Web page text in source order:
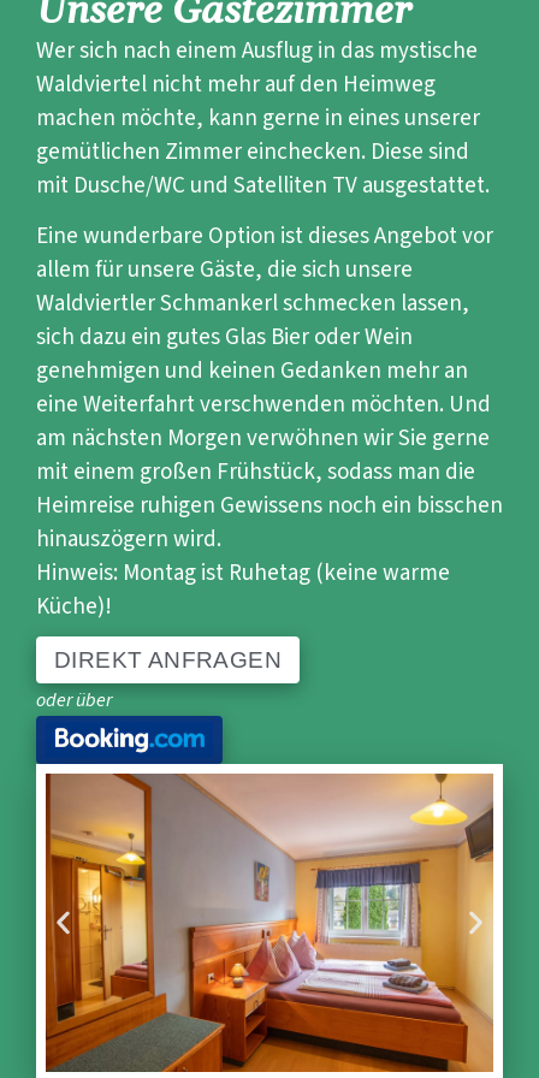
Unsere Gästezimmer
Wer sich nach einem Ausflug in das mystische
Waldviertel nicht mehr auf den Heimweg
machen möchte, kann gerne in eines unserer
gemütlichen Zimmer einchecken. Diese sind
mit Dusche/WC und Satelliten TV ausgestattet.
Eine wunderbare Option ist dieses Angebot vor
allem für unsere Gäste, die sich unsere
Waldviertler Schmankerl schmecken lassen,
sich dazu ein gutes Glas Bier oder Wein
genehmigen und keinen Gedanken mehr an
eine Weiterfahrt verschwenden möchten. Und
am nächsten Morgen verwöhnen wir Sie gerne
mit einem großen Frühstück, sodass man die
Heimreise ruhigen Gewissens noch ein bisschen
hinauszögern wird.
Hinweis: Montag ist Ruhetag (keine warme
Küche)!
DIREKT ANFRAGEN
oder über